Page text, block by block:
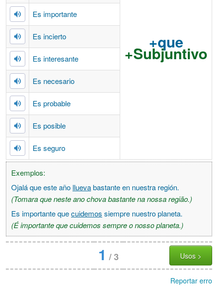
+que
+Subjuntivo
Es importante
Es incierto
Es interesante
Es necesario
Es probable
Es posible
Es seguro
Exemplos:
Ojalá que este año lluevabastante en nuestra región.
(Tomara que neste ano chova bastante na nossa região.)
Es importante quecuidemos siempre nuestro planeta.
(É importante que cuidemos sempre o nosso planeta.)
1 /3 Usos >
Reportar erro